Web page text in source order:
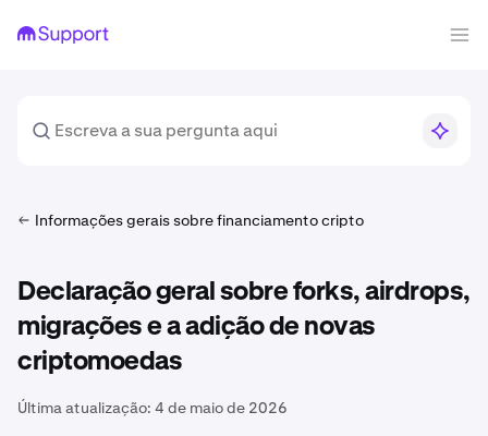
Informações gerais sobre financiamento cripto
Declaração geral sobre forks, airdrops,
migrações e a adição de novas
criptomoedas
Última atualização: 4 de maio de 2026